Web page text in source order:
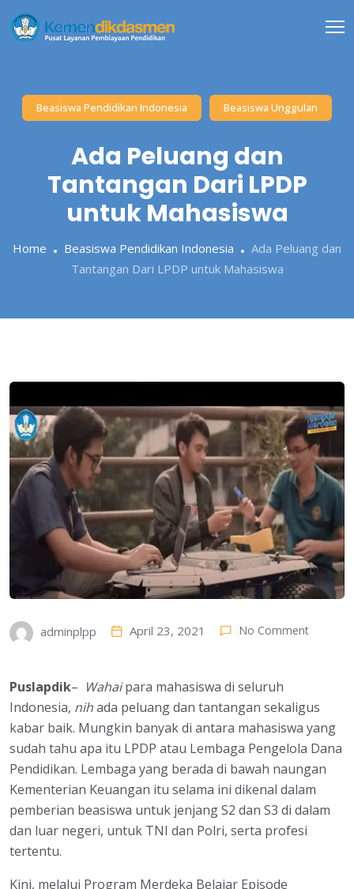
Skip
to
Beasiswa Pendidikan Indonesia Beasiswa Unggulan
Ada Peluang dan
Tantangan Dari LPDP
untuk Mahasiswa
Home Beasiswa Pendidikan Indonesia
Ada Peluang dan
Tantangan Dari LPDP untuk Mahasiswa
adminplpp April 23, 2021 No Comment
Puslapdik– Wahaipara mahasiswa di seluruh
Indonesia, nihada peluang dan tantangan sekaligus
kabar baik. Mungkin banyak di antara mahasiswa yang
sudah tahu apa itu LPDP atau Lembaga Pengelola Dana
Pendidikan. Lembaga yang berada di bawah naungan
Kementerian Keuangan itu selama ini dikenal dalam
pemberian beasiswa untuk jenjang S2 dan S3 di dalam
dan luar negeri, untuk TNI dan Polri, serta profesi
tertentu.
Kini, melalui Program Merdeka Belajar Episode